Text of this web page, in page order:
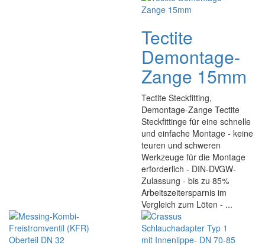
Tectite
Demontage-
Zange 15mm
Tectite Steckfitting,
Demontage-Zange Tectite
Steckfittinge für eine schnelle
und einfache Montage - keine
teuren und schweren
Werkzeuge für die Montage
erforderlich - DIN-DVGW-
Zulassung - bis zu 85%
Arbeitszeitersparnis im
Vergleich zum Löten - ...